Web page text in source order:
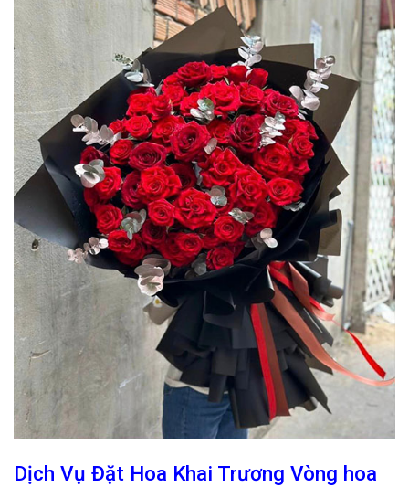
Dịch Vụ Đặt Hoa Khai Trương Vòng hoa